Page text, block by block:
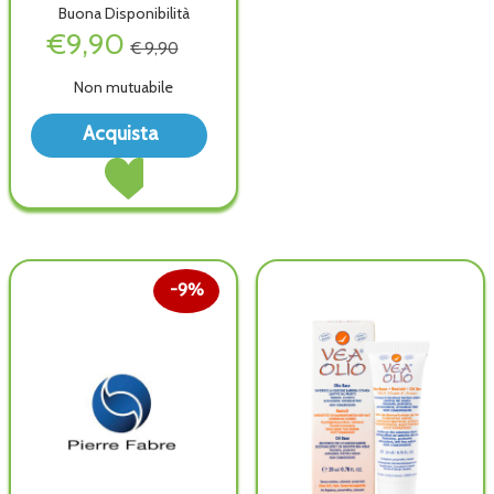
Buona Disponibilità
€9,90 € 9,90
Non mutuabile
Acquista
Acquista AVEENO
IDRAT
carrello
CORPO
LAVAN alla
9%